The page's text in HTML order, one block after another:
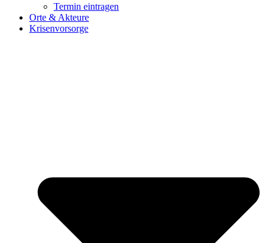
Termin eintragen
Orte & Akteure
Krisenvorsorge